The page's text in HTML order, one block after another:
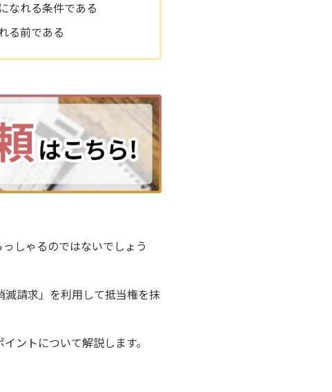
なれる条件である
る前である
しゃるのではないでしょう
請求」を利用して抵当権を抹
ントについて解説します。